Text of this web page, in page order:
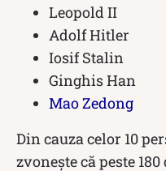
Leopold II
Adolf Hitler
Iosif Stalin
Ginghis Han
Mao Zedong
Din cauza celor 10
zvonește că peste